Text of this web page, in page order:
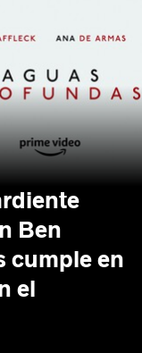
Ben
cumple en
el